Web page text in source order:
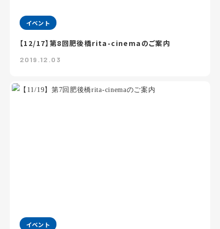
イベント
【12/17】第8回肥後橋rita-cinemaのご案内
2019.12.03
イベント